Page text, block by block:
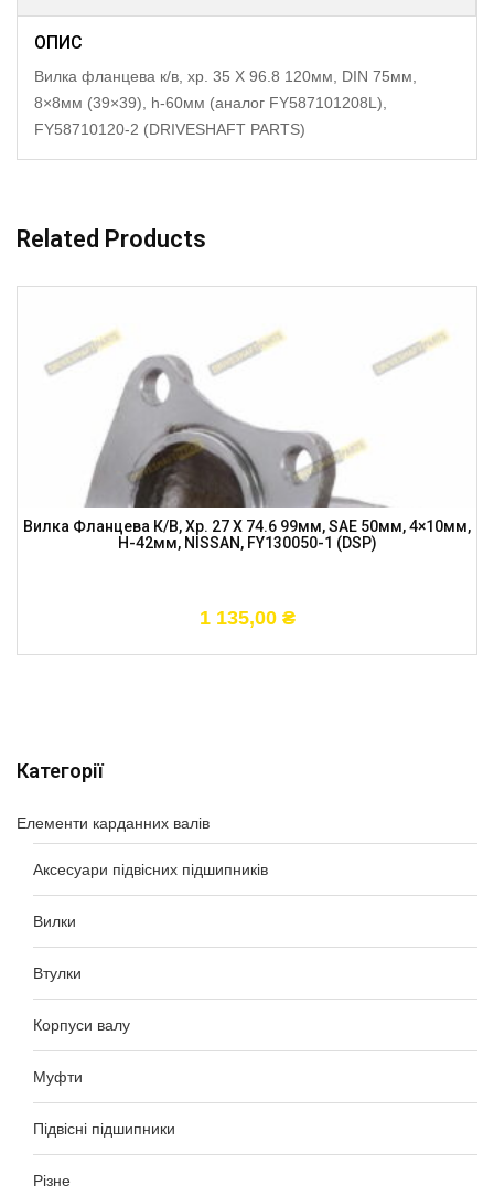
Категорії
Елементи карданних валів
Аксесуари підвісних підшипників
Вилки
Втулки
Корпуси валу
Муфти
Підвісні підшипники
Різне
ОПИС
Вилка фланцева к/в, хр. 35 X 96.8 120мм, DIN 75мм,
8×8мм (39×39), h-60мм (аналог FY587101208L),
FY58710120-2 (DRIVESHAFT PARTS)
Related Products
Вилка Фланцева К/в, Хр. 27 X 74.6 99мм, SAE 50мм, 4×10мм,
H-42мм, NISSAN, FY130050-1 (DSP)
1 135,00 ₴